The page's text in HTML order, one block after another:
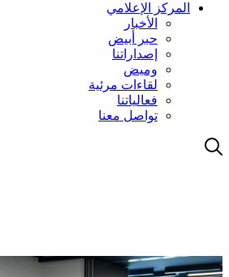
المركز الإعلامي
الأخبار
حبر أبيض
إصداراتنا
وميض
لقاءات مرئية
فعالياتنا
تواصل معنا